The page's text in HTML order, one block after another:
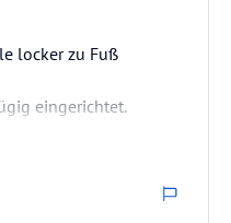
locker zu Fuß
eingerichtet.